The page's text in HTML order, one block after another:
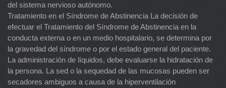
del sistema nervioso autónomo.
Tratamiento en el Síndrome de Abstinencia La decisión de
efectuar el Tratamiento del Síndrome de Abstinencia en la
conducta externa o en un medio hospitalario, se determina por
la gravedad del síndrome o por el estado general del paciente.
La administración de líquidos, debe evaluarse la hidratación de
la persona. La sed o la sequedad de las mucosas pueden ser
secadores ambiguos a causa de la hiperventilación